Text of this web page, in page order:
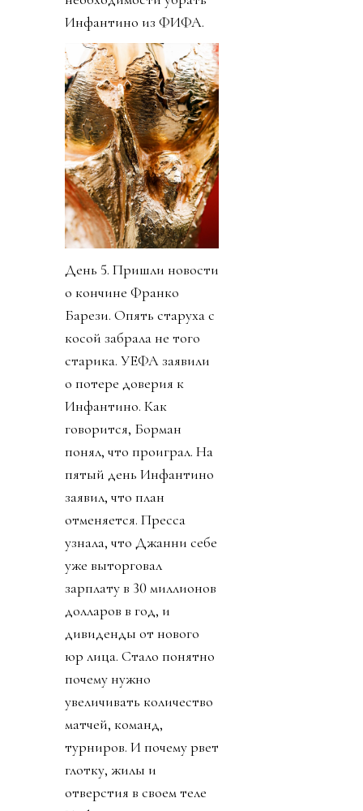
Инфантино из ФИФА.
День 5. Пришли новости
о кончине Франко
Барези. Опять старуха с
косой забрала не того
старика. УЕФА заявили
о потере доверия к
Инфантино. Как
говорится, Борман
понял, что проиграл. На
пятый день Инфантино
заявил, что план
отменяется. Пресса
узнала, что Джанни себе
уже выторговал
зарплату в 30 миллионов
долларов в год, и
дивиденды от нового
юр лица. Стало понятно
почему нужно
увеличивать количество
матчей, команд,
турниров. И почему рвет
глотку, жилы и
отверстия в своем теле